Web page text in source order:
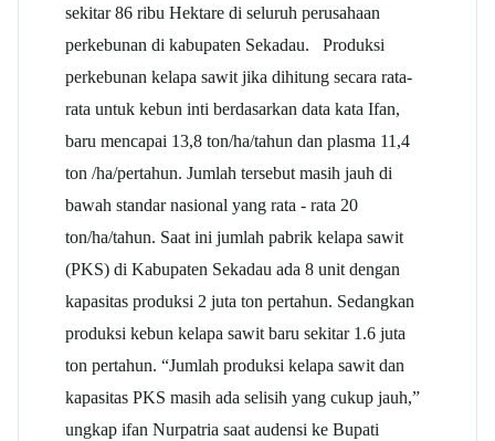
sekitar 86 ribu Hektare di seluruh perusahaan
perkebunan di kabupaten Sekadau. Produksi
perkebunan kelapa sawit jika dihitung secara rata-
rata untuk kebun inti berdasarkan data kata Ifan,
baru mencapai 13,8 ton/ha/tahun dan plasma 11,4
ton /ha/pertahun. Jumlah tersebut masih jauh di
bawah standar nasional yang rata - rata 20
ton/ha/tahun. Saat ini jumlah pabrik kelapa sawit
(PKS) di Kabupaten Sekadau ada 8 unit dengan
kapasitas produksi 2 juta ton pertahun. Sedangkan
produksi kebun kelapa sawit baru sekitar 1.6 juta
ton pertahun. “Jumlah produksi kelapa sawit dan
kapasitas PKS masih ada selisih yang cukup jauh,”
ungkap ifan Nurpatria saat audensi ke Bupati